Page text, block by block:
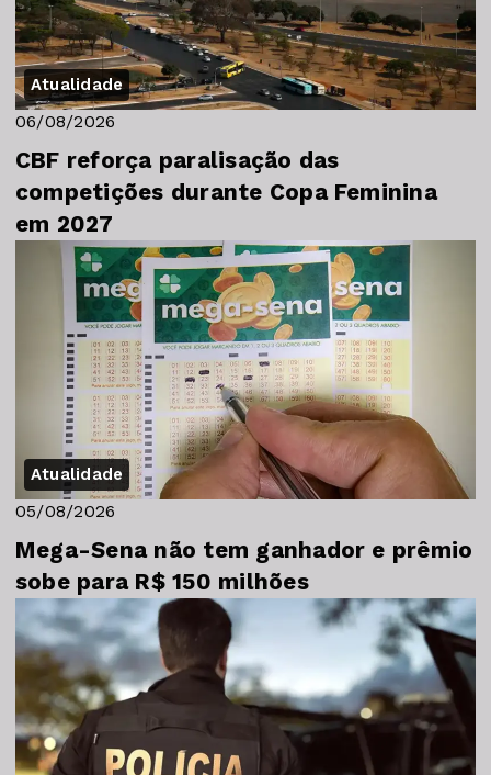
Atualidade
06/08/2026
CBF reforça paralisação das
competições durante Copa Feminina
em 2027
Atualidade
05/08/2026
Mega-Sena não tem ganhador e prêmio
sobe para R$ 150 milhões